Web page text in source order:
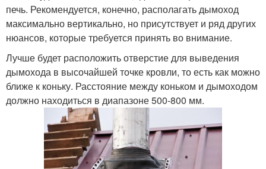
печь. Рекомендуется, конечно, располагать дымоход
максимально вертикально, но присутствует и ряд других
нюансов, которые требуется принять во внимание.
Лучше будет расположить отверстие для выведения
дымохода в высочайшей точке кровли, то есть как можно
ближе к коньку. Расстояние между коньком и дымоходом
должно находиться в диапазоне 500-800 мм.